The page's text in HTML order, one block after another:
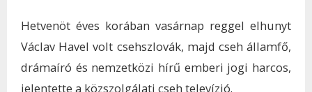
Hetvenöt éves korában vasárnap reggel elhunyt
Václav Havel volt csehszlovák, majd cseh államfő,
drámaíró és nemzetközi hírű emberi jogi harcos,
jelentette a közszolgálati cseh televízió.